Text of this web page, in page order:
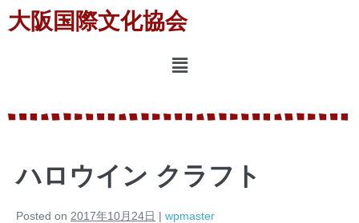
大阪国際文化協会
ハロウイン クラフト
Posted on 2017年10月24日 | wpmaster